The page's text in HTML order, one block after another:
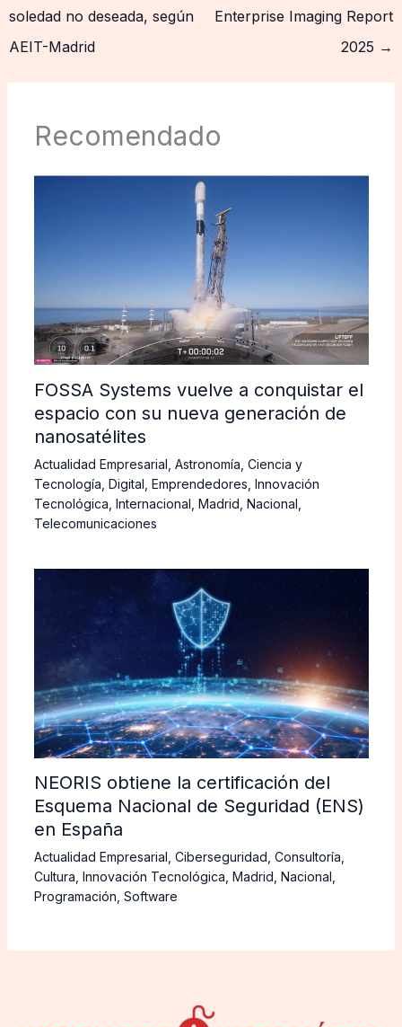
soledad no deseada, según
AEIT-Madrid
Enterprise Imaging Report
2025 →
Recomendado
FOSSA Systems vuelve a conquistar el
espacio con su nueva generación de
nanosatélites
Actualidad Empresarial Astronomía Ciencia y
Tecnología Digital Emprendedores Innovación
Tecnológica Internacional Madrid Nacional
Telecomunicaciones
NEORIS obtiene la certificación del
Esquema Nacional de Seguridad (ENS)
en España
Actualidad Empresarial Ciberseguridad Consultoría
Cultura Innovación Tecnológica Madrid Nacional
Programación Software